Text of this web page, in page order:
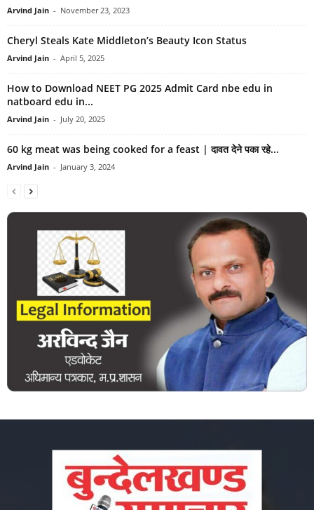
Arvind Jain - November 23, 2023
Cheryl Steals Kate Middleton’s Beauty Icon Status
Arvind Jain - April 5, 2025
How to Download NEET PG 2025 Admit Card nbe edu in
natboard edu in...
Arvind Jain - July 20, 2025
60 kg meat was being cooked for a feast | दावत देने पका रहे...
Arvind Jain - January 3, 2024